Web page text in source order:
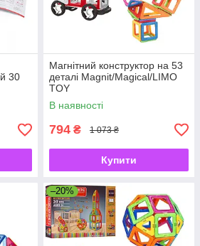
30
Магнітний конструктор на 53
деталі Magnit/Magical/LIMO
TOY
В наявності
794 ₴ 1 073 ₴
Купити
–20%